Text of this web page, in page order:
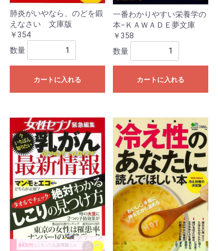
肺炎がいやなら、のどを鍛
えなさい 文庫版
￥354
数量
カートに入れる
一番わかりやすい栄養学の
本−ＫＡＷＡＤＥ夢文庫
￥358
数量
カートに入れる